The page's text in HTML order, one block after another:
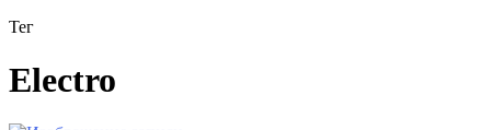
Тег
Electro